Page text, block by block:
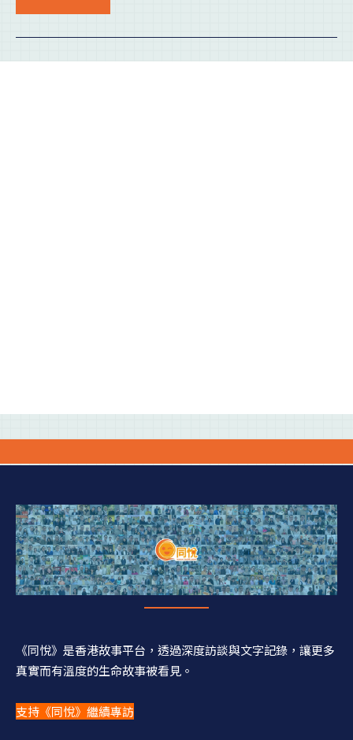
《同悅》是香港故事平台，透過深度訪談與文字記錄，讓更多
真實而有溫度的生命故事被看見。
支持《同悅》繼續專訪